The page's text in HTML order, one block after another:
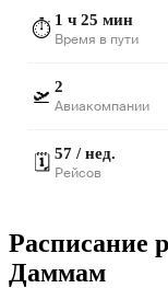
⏱️ 1 ч 25 мин
Время в пути
🛫 2
Авиакомпании
🗓️ 57 / нед.
Рейсов
Расписание
Даммам